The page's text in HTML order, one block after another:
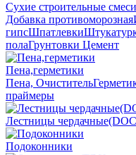
Сухие строительные смеси
Добавка противоморозная
гипсШпатлевки
полаГрунтовки Цемент
Пена,герметики
Пена, Очиститель
праймеры
Лестницы
Подоконники